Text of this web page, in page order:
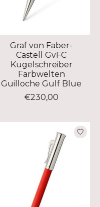
Graf von Faber-
Castell GvFC
Kugelschreiber
Farbwelten
Guilloche Gulf Blue
€230,00